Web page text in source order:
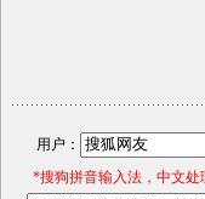
用户：
*搜狗拼音输入法，中文处